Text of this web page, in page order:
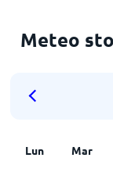
Meteo
Lun Mar